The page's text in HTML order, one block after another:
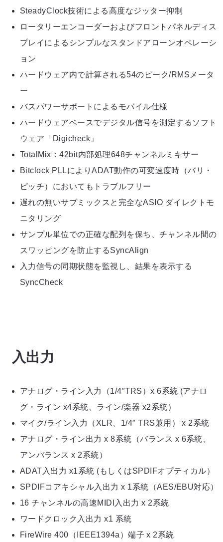
SteadyClock技術による高度なジッター抑制
ロータリーエンコーダーおよびフロントパネルディス
プレイによるシンプルなスタンドアローンオペレーシ
ョン
ハードウェア内で計算される54のピーク/RMSメータ
ー
バスパワーサポートによるモバイル仕様
ハードウェアベースでデジタル信号を測定するソフト
ウェア「Digicheck」
TotalMix：42bit内部処理648チャンネルミキサー
Bitclock PLLによりADAT動作の可変速度時（バリ・
ピッチ）においてもトラブルフリー
遅れの無いサブミックスと完全なASIO ダイレクトモ
ニタリング
サンプル単位での正確な配列を保ち、チャンネル間の
スワッピングを防止するSyncAlign
入力信号の同期状態を監視し、結果を表示する
SyncCheck
入出力
アナログ・ライン入力（1/4″TRS）x 6系統 (アナロ
グ・ライン x4系統、ライン/楽器 x2系統）
マイク/ライン入力（XLR、1/4″ TRS兼用） x 2系統
アナログ・ライン出力 x 8系統（バランス x 6系統、
アンバランス x 2系統）
ADAT入出力 x1系統 (もしくはSPDIFオプティカル）
SPDIFコアキシャル入出力 x 1系統（AES/EBU対応）
16 チャンネルの高速MIDI入出力 x 2系統
ワードクロック入出力 x1 系統
FireWire 400（IEEE1394a）端子 x 2系統